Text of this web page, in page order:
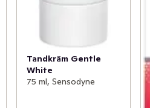
Tandkräm Gentle
White
75 ml, Sensodyne